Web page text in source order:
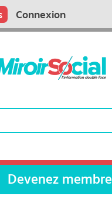
Connexion
Devenez membre